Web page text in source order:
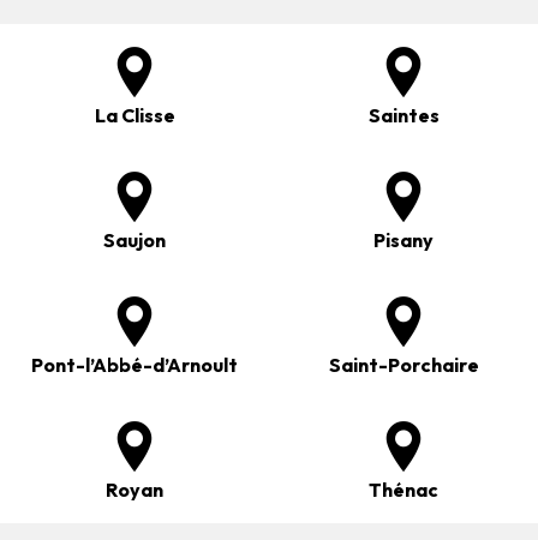
La Clisse Saintes
Saujon Pisany
Pont-l’Abbé-d’Arnoult Saint-Porchaire
Royan Thénac